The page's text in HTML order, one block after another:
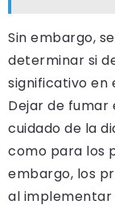
Sin embargo,
determinar si
significativo en
Dejar de
cuidado de la
como para los
embargo, los
al implementar